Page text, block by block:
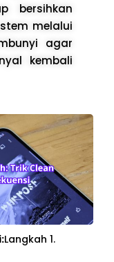
bersihkan
melalui
agar
kembali
Langkah 1.